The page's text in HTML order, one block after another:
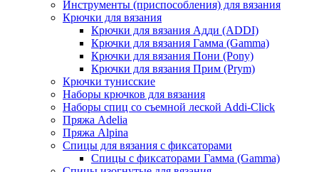
Инструменты (приспособления) для вязания
Крючки для вязания
Крючки для вязания Адди (ADDI)
Крючки для вязания Гамма (Gamma)
Крючки для вязания Пони (Pony)
Крючки для вязания Прим (Prym)
Крючки тунисские
Наборы крючков для вязания
Наборы спиц со съемной леской Addi-Click
Пряжа Adelia
Пряжа Alpina
Спицы для вязания с фиксаторами
Спицы с фиксаторами Гамма (Gamma)